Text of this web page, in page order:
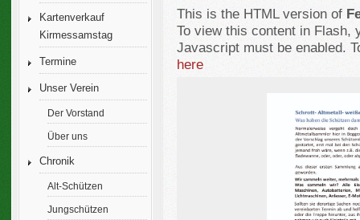
Kartenverkauf
Kirmessamstag
Termine
Unser Verein
Der Vorstand
Über uns
Chronik
Alt-Schützen
Jungschützen
This is the HTML version of
To view this content in Flash,
Javascript must be enabled.
here